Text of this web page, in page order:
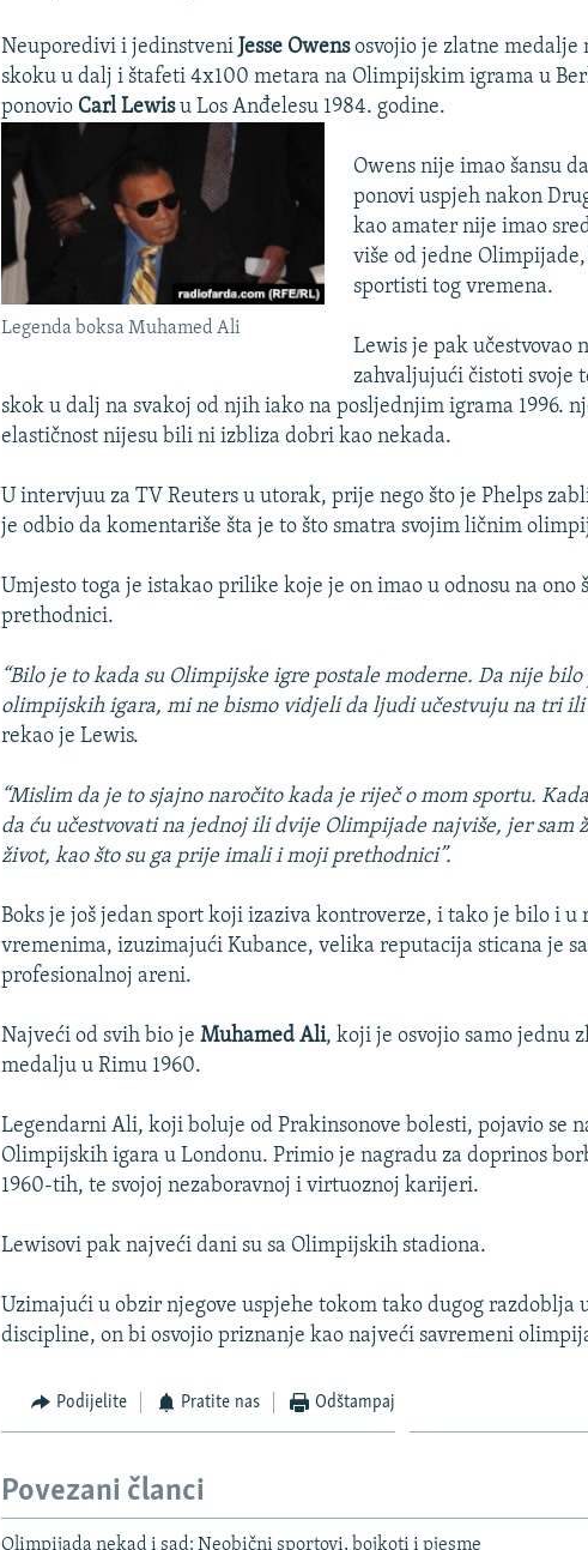
Neuporedivi i jedinstveni Jesse Owensosvojio je zlatne medalje
skoku u dalj i štafeti 4x100 metara na Olimpijskim igrama u
ponovio Carl Lewisu Los Anđelesu 1984. godine.
Legenda boksa Muhamed Ali
Owens nije imao šansu
ponovi uspjeh nakon
kao amater nije imao
više od jedne
sportisti tog vremena.
Lewis je pak učestvovao
zahvaljujući čistoti svoje
skok u dalj na svakoj od njih iako na posljednjim igrama 1996.
elastičnost nijesu bili ni izbliza dobri kao nekada.
U intervjuu za TV Reuters u utorak, prije nego što je Phelps
je odbio da komentariše šta je to što smatra svojim ličnim
Umjesto toga je istakao prilike koje je on imao u odnosu na ono
prethodnici.
“Bilo je to kada su Olimpijske igre postale moderne. Da nije
olimpijskih igara, mi ne bismo vidjeli da ljudi učestvuju na tri
rekao je Lewis.
“Mislim da je to sjajno naročito kada je riječ o mom sportu.
da ću učestvovati na jednoj ili dvije Olimpijade najviše, jer sam
život, kao što su ga prije imali i moji prethodnici”.
Boks je još jedan sport koji izaziva kontroverze, i tako je bilo i
vremenima, izuzimajući Kubance, velika reputacija sticana je
profesionalnoj areni.
Najveći od svih bio jeMuhamed Ali, koji je osvojio samo jednu
medalju u Rimu 1960.
Legendarni Ali, koji boluje od Prakinsonove bolesti, pojavio se
Olimpijskih igara u Londonu. Primio je nagradu za doprinos
1960-tih, te svojoj nezaboravnoj i virtuoznoj karijeri.
Lewisovi pak najveći dani su sa Olimpijskih stadiona.
Uzimajući u obzir njegove uspjehe tokom tako dugog razdoblja
discipline, on bi osvojio priznanje kao najveći savremeni
Podijelite Pratite nas Odštampaj
Povezani članci
Olimpijada nekad i sad: Neobični sportovi, bojkoti i pjesme